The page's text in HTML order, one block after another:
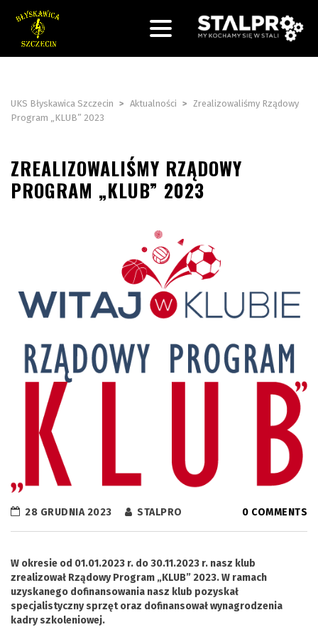
UKS Błyskawica Szczecin > Aktualności >
Zrealizowaliśmy Rządowy
Program „KLUB” 2023
ZREALIZOWALIŚMY RZĄDOWY
PROGRAM „KLUB” 2023
28 GRUDNIA 2023 STALPRO 0 COMMENTS
W okresie od 01.01.2023 r. do 30.11.2023 r. nasz klub
zrealizował Rządowy Program „KLUB” 2023. W ramach
uzyskanego dofinansowania nasz klub pozyskał
specjalistyczny sprzęt oraz dofinansował wynagrodzenia
kadry szkoleniowej.